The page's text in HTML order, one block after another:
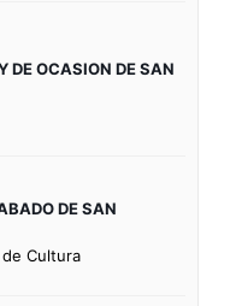
DE OCASION DE SAN
DE SAN
Cultura